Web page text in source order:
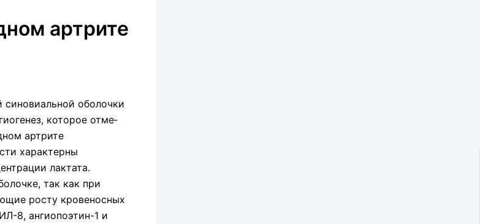
артрите
оболочки
которое отме­
артрите
характерны
лактата.
так как при
росту кровеносных
8, ангиопоэтин-1 и